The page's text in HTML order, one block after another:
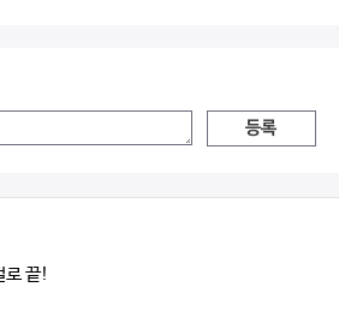
등록
로 끝!